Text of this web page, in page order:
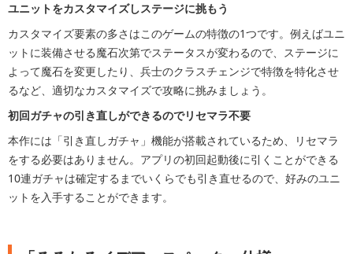
ユニットをカスタマイズしステージに挑もう
カスタマイズ要素の多さはこのゲームの特徴の1つです。例えばユニ
ットに装備させる魔石次第でステータスが変わるので、ステージに
よって魔石を変更したり、兵士のクラスチェンジで特徴を特化させ
るなど、適切なカスタマイズで攻略に挑みましょう。
初回ガチャの引き直しができるのでリセマラ不要
本作には「引き直しガチャ」機能が搭載されているため、リセマラ
をする必要はありません。アプリの初回起動後に引くことができる
10連ガチャは確定するまでいくらでも引き直せるので、好みのユニ
ットを入手することができます。